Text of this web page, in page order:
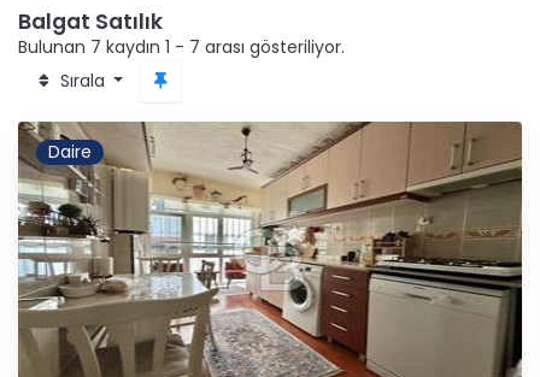
Balgat Satılık
Bulunan 7 kaydın 1 - 7 arası gösteriliyor.
Sırala
Daire